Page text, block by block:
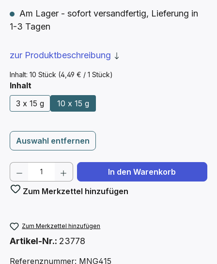
Inhalt: 10 Stück (4,49 € / 1 Stück)
Am Lager - sofort versandfertig, Lieferung in
1-3 Tagen
zur Produktbeschreibung
Inhalt
3 x 15 g
10 x 15 g
Auswahl entfernen
Produkt Anzahl: Gib den gewünschten
In den Warenkorb
Zum Merkzettel hinzufügen
Zum Merkzettel hinzufügen
Artikel-Nr.: 23778
Referenznummer: MNG415